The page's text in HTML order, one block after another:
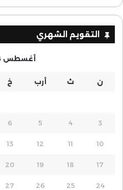
التقويم الشهري
أغسطس 2026
ن ث أرب خ
3
4
5
6
10
11
12
13
17
18
19
20
24
25
26
27